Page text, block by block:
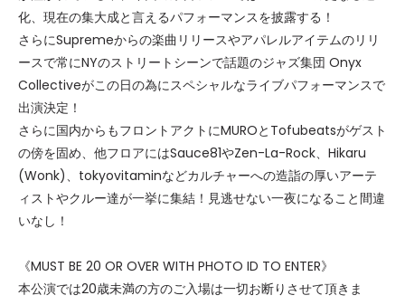
化、現在の集大成と言えるパフォーマンスを披露する！
さらにSupremeからの楽曲リリースやアパレルアイテムのリリ
ースで常にNYのストリートシーンで話題のジャズ集団 Onyx
Collectiveがこの日の為にスペシャルなライブパフォーマンスで
出演決定！
さらに国内からもフロントアクトにMUROとTofubeatsがゲスト
の傍を固め、他フロアにはSauce81やZen-La-Rock、Hikaru
(Wonk)、tokyovitaminなどカルチャーへの造詣の厚いアーテ
ィストやクルー達が一挙に集結！見逃せない一夜になること間違
いなし！
《MUST BE 20 OR OVER WITH PHOTO ID TO ENTER》
本公演では20歳未満の方のご入場は一切お断りさせて頂きま